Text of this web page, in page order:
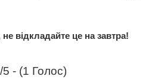
відкладайте це на завтра!
5 - (1 Голос)